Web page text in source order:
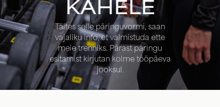
KAHELE
Täites selle päringuvormi, saan
vajaliku info, et valmistuda ette
meie trenniks. Pärast päringu
esitamist kirjutan kolme tööpäeva
jooksul.